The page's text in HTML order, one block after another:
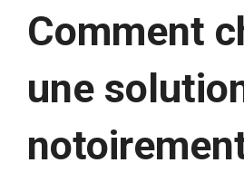
Comment
une